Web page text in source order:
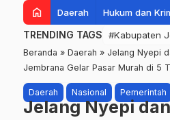
home Daerah Hukum dan
TRENDING TAGS #Kabupaten
Beranda » Daerah » Jelang Nyepi
Jembrana Gelar Pasar Murah di 5
Daerah Nasional Pemerintah
Jelang Nyepi